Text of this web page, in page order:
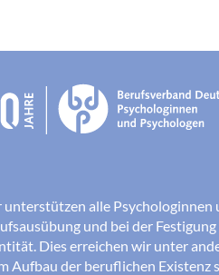
unterstützen alle Psychologinnen
und bei der
Dies erreichen wir unter
Aufbau der beruflichen Existenz